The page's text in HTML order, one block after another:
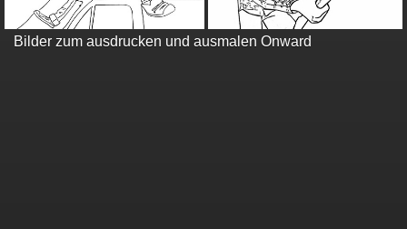
Bilder zum ausdrucken und ausmalen Onward